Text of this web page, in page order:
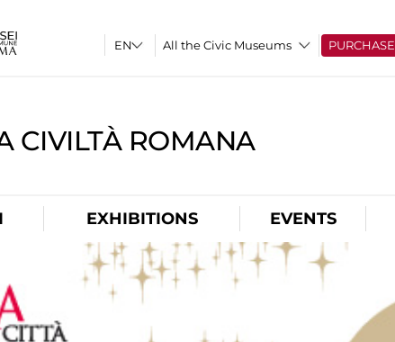
All the Civic Museums PURCHASE
CIVILTÀ ROMANA
EXHIBITIONS EVENTS